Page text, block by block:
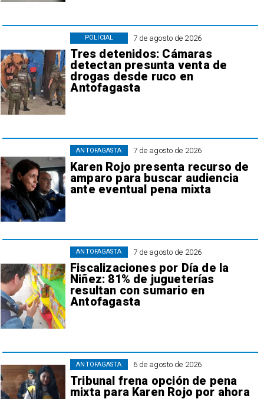
7 de agosto de 2026
Tres detenidos: Cámaras
detectan presunta venta de
drogas desde ruco en
Antofagasta
POLICIAL
7 de agosto de 2026
Karen Rojo presenta recurso de
amparo para buscar audiencia
ante eventual pena mixta
ANTOFAGASTA
7 de agosto de 2026
Fiscalizaciones por Día de la
Niñez: 81% de jugueterías
resultan con sumario en
Antofagasta
ANTOFAGASTA
6 de agosto de 2026
Tribunal frena opción de pena
mixta para Karen Rojo por ahora
ANTOFAGASTA